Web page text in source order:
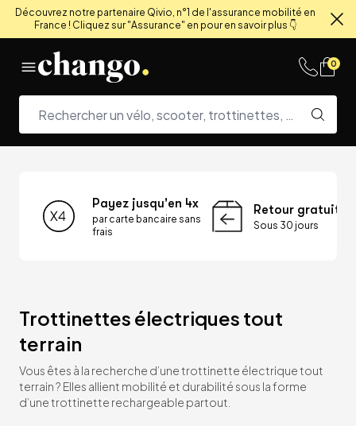
Découvrez notre partenaire Qivio, n°1 de l'assurance mobilité en
France ! Cliquez sur "Assurance" en pour en savoir plus 👇
0
Payez jusqu'en 4x
par carte bancaire sans
frais
Retour gratuit
Sous 30 jours
Trottinettes électriques tout
terrain
Vous êtes à la recherche d’une trottinette électrique tout
terrain ? Elles allient mobilité et durabilité sous la forme
d’une trottinette rechargeable partout.